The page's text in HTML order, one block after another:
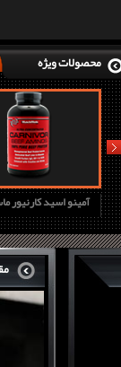
محصولات ویژه
آمینو اسید کارنیور
next